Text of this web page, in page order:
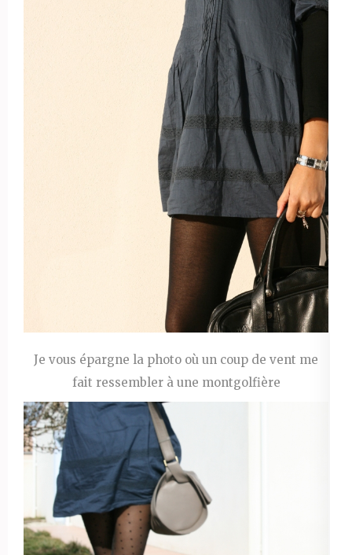
Je vous épargne la photo où un coup de vent me
fait ressembler à une montgolfière